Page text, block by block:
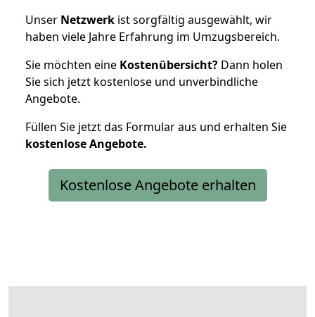
Unser Netzwerk ist sorgfältig ausgewählt, wir
haben viele Jahre Erfahrung im Umzugsbereich.
Sie möchten eine Kostenübersicht? Dann holen
Sie sich jetzt kostenlose und unverbindliche
Angebote.
Füllen Sie jetzt das Formular aus und erhalten Sie
kostenloseAngebote.
Kostenlose Angebote erhalten